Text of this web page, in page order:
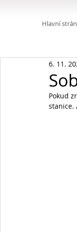
Hlavní
6. 11.
Pokud
stanice.